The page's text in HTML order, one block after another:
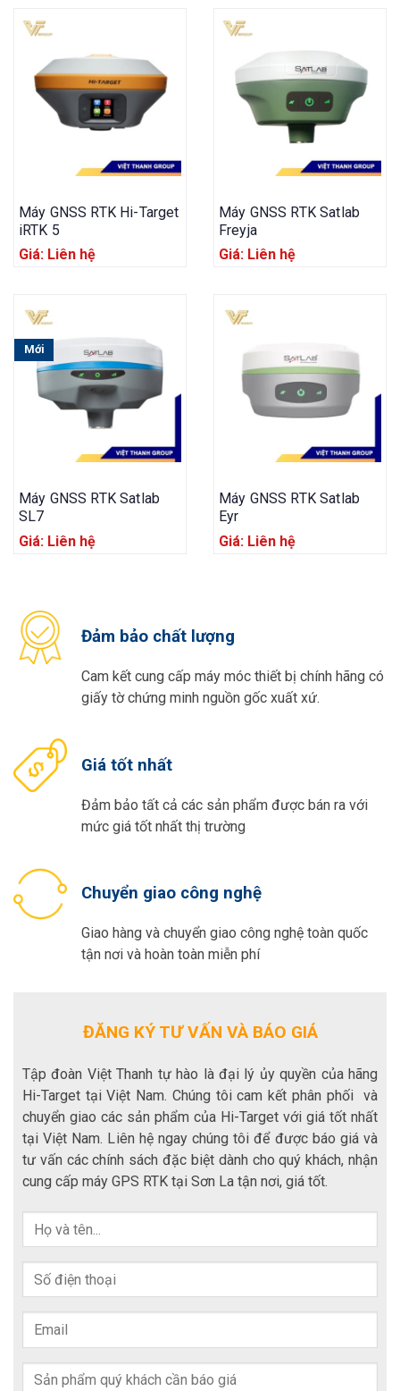
Máy GNSS RTK Hi-Target
iRTK 5
Giá: Liên hệ
Máy GNSS RTK Satlab
Freyja
Giá: Liên hệ
Mới
Máy GNSS RTK Satlab
SL7
Giá: Liên hệ
Máy GNSS RTK Satlab
Eyr
Giá: Liên hệ
Đảm bảo chất lượng
Cam kết cung cấp máy móc thiết bị chính hãng có
giấy tờ chứng minh nguồn gốc xuất xứ.
Giá tốt nhất
Đảm bảo tất cả các sản phẩm được bán ra với
mức giá tốt nhất thị trường
Chuyển giao công nghệ
Giao hàng và chuyển giao công nghệ toàn quốc
tận nơi và hoàn toàn miễn phí
ĐĂNG KÝ TƯ VẤN VÀ BÁO GIÁ
Tập đoàn Việt Thanh tự hào là đại lý ủy quyền của hãng
Hi-Target tại Việt Nam. Chúng tôi cam kết phân phối và
chuyển giao các sản phẩm của Hi-Target với giá tốt nhất
tại Việt Nam. Liên hệ ngay chúng tôi để được báo giá và
tư vấn các chính sách đặc biệt dành cho quý khách, nhận
cung cấp máy GPS RTK tại Sơn La tận nơi, giá tốt.